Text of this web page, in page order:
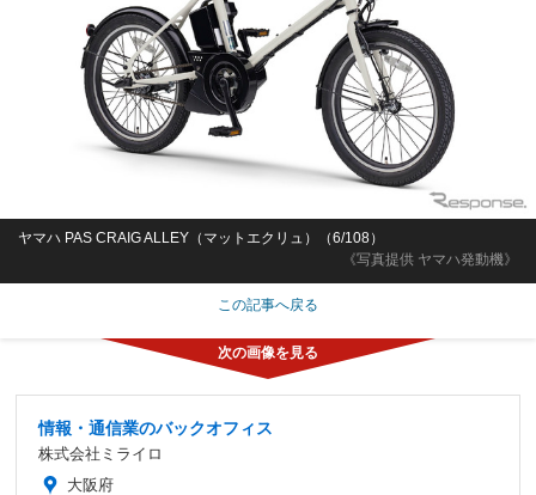
《写真提供 ヤマハ発動機》
ヤマハ PAS CRAIG ALLEY（マットエクリュ）（6/108）
この記事へ戻る
情報・通信業のバックオフィス
株式会社ミライロ
大阪府